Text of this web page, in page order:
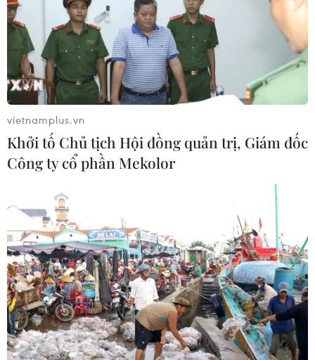
vùng biển phía Đông Nam
05/08/2026 14:55
Thả kỳ đà hoa về rừng đặc dụng
vườn chim Bạc Liêu
05/08/2026 13:45
Đẩy nhanh tiến độ Nhà máy điện rác
ở Thanh Hóa trước áp lực xử lý rác
thải
05/08/2026 13:30
Bàn giao một cá thể Diều hoa Miến
Điện cho Vườn quốc gia Phong Nha-
Kẻ Bàng
05/08/2026 12:11
vietnamplus.vn
Khởi tố Chủ tịch Hội đồng quản trị, Giám đốc
Công ty cổ phần Mekolor